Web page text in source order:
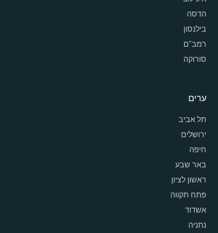
הדסה
בילנסון
רמב"ם
סורוקה
ערים
תל אביב
ירושלים
חיפה
באר שבע
ראשון לציון
פתח תקווה
אשדוד
נתניה